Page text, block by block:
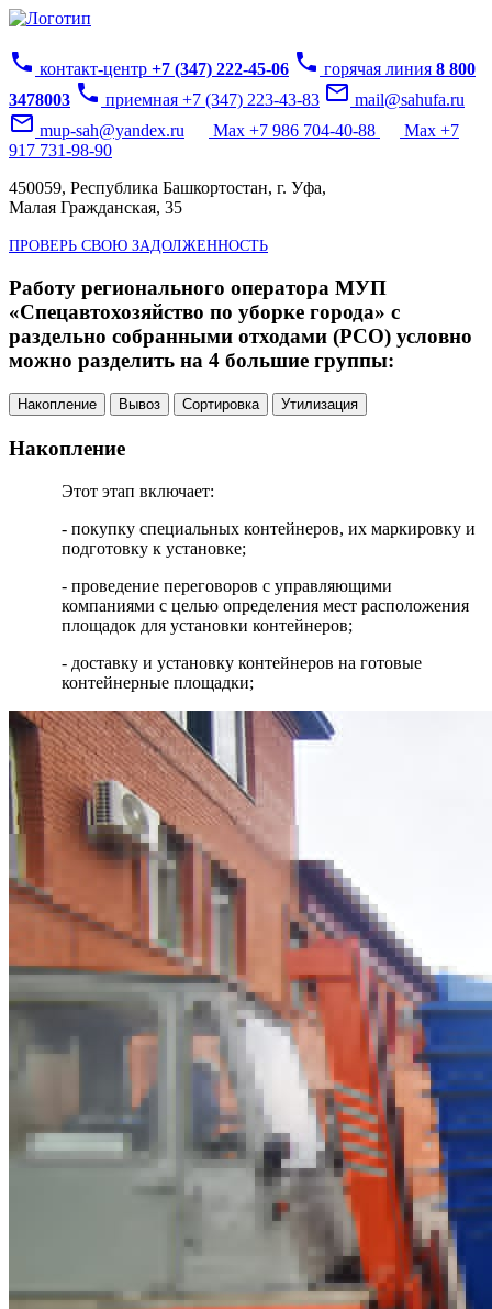
phone контакт-центр +7 (347) 222-45-06 phone горячая линия 8 800
3478003 phone приемная +7 (347) 223-43-83 mail_outline mail@sahufa.ru
mail_outline mup-sah@yandex.ru Max +7 986 704-40-88
Max +7
917 731-98-90
450059, Республика Башкортостан, г. Уфа,
Малая Гражданская, 35
ПРОВЕРЬ СВОЮ ЗАДОЛЖЕННОСТЬ
Работу регионального оператора МУП
«Спецавтохозяйство по уборке города» с
раздельно собранными отходами (РСО) условно
можно разделить на 4 большие группы:
Накопление Вывоз Сортировка Утилизация
Накопление
Этот этап включает:
- покупку специальных контейнеров, их маркировку и
подготовку к установке;
- проведение переговоров с управляющими
компаниями с целью определения мест расположения
площадок для установки контейнеров;
- доставку и установку контейнеров на готовые
контейнерные площадки;